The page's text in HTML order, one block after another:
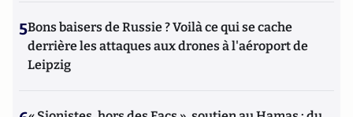
5Bons baisers de Russie ? Voilà ce qui se cache
derrière les attaques aux drones à l'aéroport de
Leipzig